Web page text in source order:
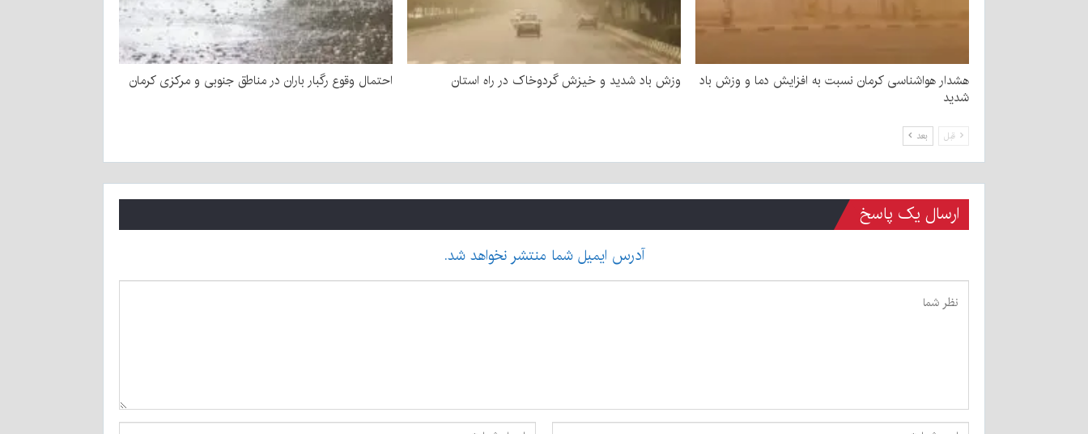
هشدار هواشناسی کرمان نسبت به افزایش دما و وزش باد
شدید
وزش باد شدید و خیزش گردوخاک در راه استان احتمال وقوع رگبار باران در مناطق جنوبی و مرکزی کرمان
قبل بعد
ارسال یک پاسخ
آدرس ایمیل شما منتشر نخواهد شد.